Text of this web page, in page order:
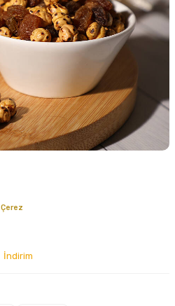
Çerez
İndirim